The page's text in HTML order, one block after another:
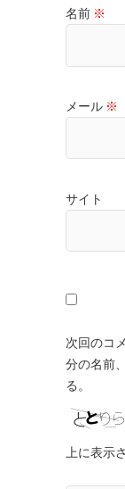
名前 ※
メール ※
サイト
次回のコ
分の名前
る。
上に表示